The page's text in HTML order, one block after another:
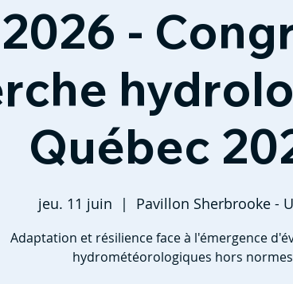
-
Québec
jeu. 11 juin
  |
Pavillon Sherbrooke -
Adaptation et résilience face à l'émergence
hydrométéorologiques hors normes